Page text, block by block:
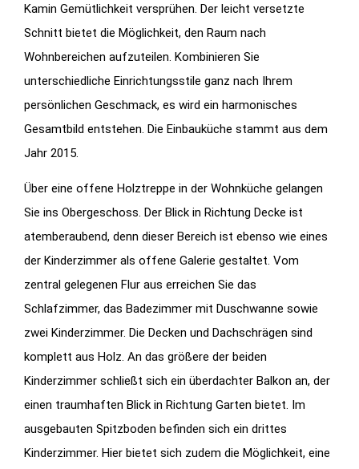
Kamin Gemütlichkeit versprühen. Der leicht versetzte
Schnitt bietet die Möglichkeit, den Raum nach
Wohnbereichen aufzuteilen. Kombinieren Sie
unterschiedliche Einrichtungsstile ganz nach Ihrem
persönlichen Geschmack, es wird ein harmonisches
Gesamtbild entstehen. Die Einbauküche stammt aus dem
Jahr 2015.
Über eine offene Holztreppe in der Wohnküche gelangen
Sie ins Obergeschoss. Der Blick in Richtung Decke ist
atemberaubend, denn dieser Bereich ist ebenso wie eines
der Kinderzimmer als offene Galerie gestaltet. Vom
zentral gelegenen Flur aus erreichen Sie das
Schlafzimmer, das Badezimmer mit Duschwanne sowie
zwei Kinderzimmer. Die Decken und Dachschrägen sind
komplett aus Holz. An das größere der beiden
Kinderzimmer schließt sich ein überdachter Balkon an, der
einen traumhaften Blick in Richtung Garten bietet. Im
ausgebauten Spitzboden befinden sich ein drittes
Kinderzimmer. Hier bietet sich zudem die Möglichkeit, eine